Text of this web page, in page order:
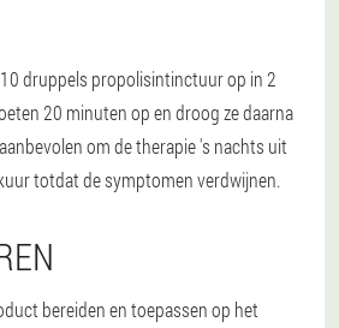
druppels propolisintinctuur op in 2
20 minuten op en droog ze daarna
om de therapie 's nachts uit
totdat de symptomen verdwijnen.
bereiden en toepassen op het